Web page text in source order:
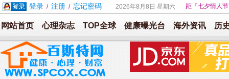
登录 / 注册 / 忘记密码 2026年8月8日 星期六 距『七夕情人
网站首页 心理杂志 TOP全球 健康曝光台 海外资讯 历